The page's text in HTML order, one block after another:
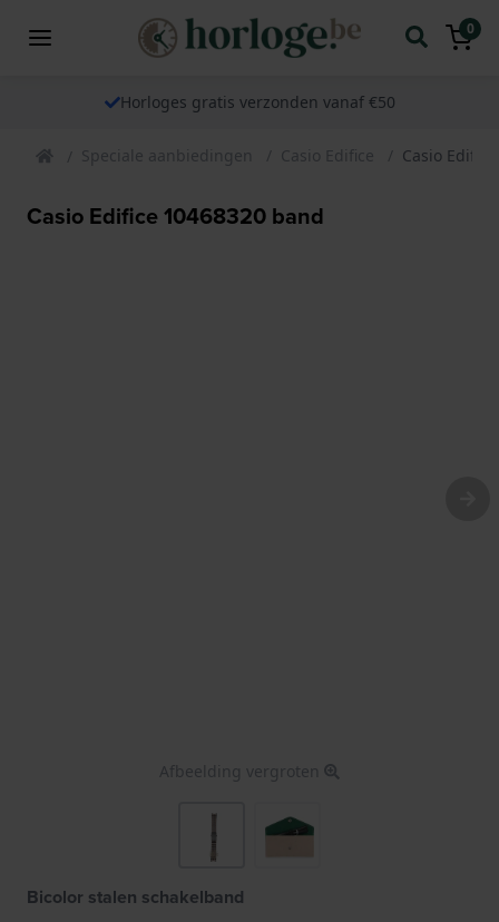
0
Horloges gratis verzonden vanaf €50
Speciale aanbiedingen Casio Edifice Casio
Casio Edifice 10468320 band
Afbeelding vergroten
Bicolor stalen schakelband